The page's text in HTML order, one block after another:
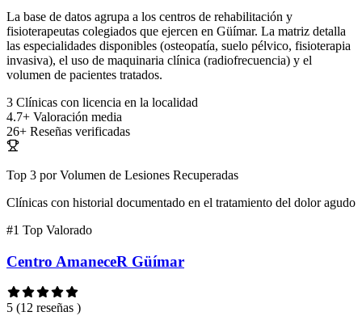
La base de datos agrupa a los centros de rehabilitación y
fisioterapeutas colegiados que ejercen en Güímar. La matriz detalla
las especialidades disponibles (osteopatía, suelo pélvico, fisioterapia
invasiva), el uso de maquinaria clínica (radiofrecuencia) y el
volumen de pacientes tratados.
3 Clínicas con licencia en la localidad
4.7+ Valoración media
26+ Reseñas verificadas
Top 3 por Volumen de Lesiones Recuperadas
Clínicas con historial documentado en el tratamiento del dolor agudo
#1 Top Valorado
Centro AmaneceR Güímar
5 (12 reseñas )